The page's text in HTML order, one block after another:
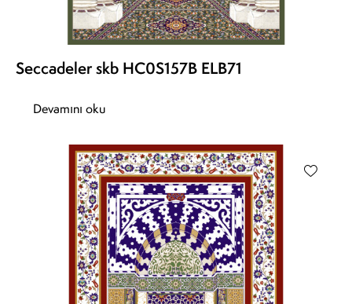
Seccadeler skb HC0S157B ELB71
Devamını oku